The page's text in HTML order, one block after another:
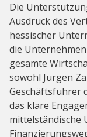
Die
Ausdruck des
hessischer
die
gesamte
sowohl Jürgen
Geschäftsführer
das klare
mittelständische